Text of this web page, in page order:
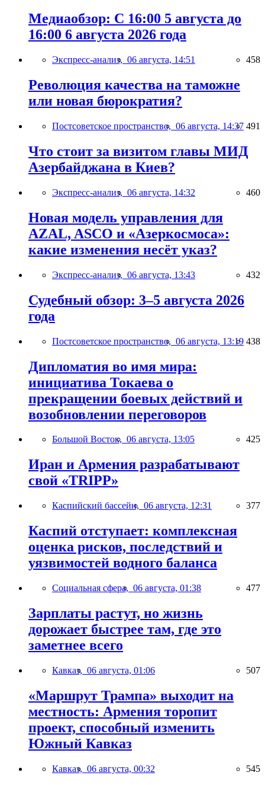
Медиаобзор: С 16:00 5 августа до
16:00 6 августа 2026 года
Экспресс-анализ, 06 августа, 14:51 458
Революция качества на таможне
или новая бюрократия?
Постсоветское пространство, 06 августа, 14:37 491
Что стоит за визитом главы МИД
Азербайджана в Киев?
Экспресс-анализ, 06 августа, 14:32 460
Новая модель управления для
AZAL, ASCO и «Азеркосмоса»:
какие изменения несёт указ?
Экспресс-анализ, 06 августа, 13:43 432
Судебный обзор: 3–5 августа 2026
года
Постсоветское пространство, 06 августа, 13:19 438
Дипломатия во имя мира:
инициатива Токаева о
прекращении боевых действий и
возобновлении переговоров
Большой Восток, 06 августа, 13:05 425
Иран и Армения разрабатывают
свой «TRIPP»
Каспийский бассейн, 06 августа, 12:31 377
Каспий отступает: комплексная
оценка рисков, последствий и
уязвимостей водного баланса
Социальная сфера, 06 августа, 01:38 477
Зарплаты растут, но жизнь
дорожает быстрее там, где это
заметнее всего
Кавказ, 06 августа, 01:06 507
«Маршрут Трампа» выходит на
местность: Армения торопит
проект, способный изменить
Южный Кавказ
Кавказ, 06 августа, 00:32 545